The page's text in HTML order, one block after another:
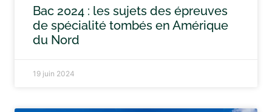
Bac 2024 : les sujets des épreuves
de spécialité tombés en Amérique
du Nord
19 juin 2024